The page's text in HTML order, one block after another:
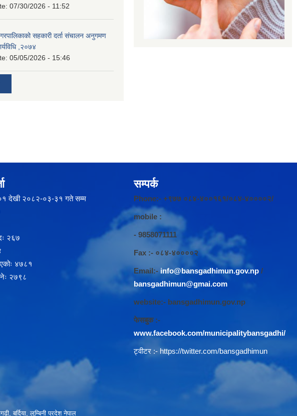
07/30/2026 - 11:52
सहकारी दर्ता संचालन अनुगमण
,२०७४
05/05/2026 - 15:46
देखी २०८२-०३-३१ गते सम्म
२६७
४७८१
२७९८
सम्पर्क
Phone:- +९७७ ०८४-४००१६१/०८४-४००००२/
mobile :
- 9858071111
Fax :- ०८४-४००००२
Email:-info@bansgadhimun.gov.np /
bansgadhimun@gmai.com
website:- bansgadhimun.gov.np
फेसबुक :-
www.facebook.com/municipalitybansgadhi/
ट्वीटर :- https://twitter.com/bansgadhimun
बर्दिया, लुम्बिनी प्रदेश नेपाल